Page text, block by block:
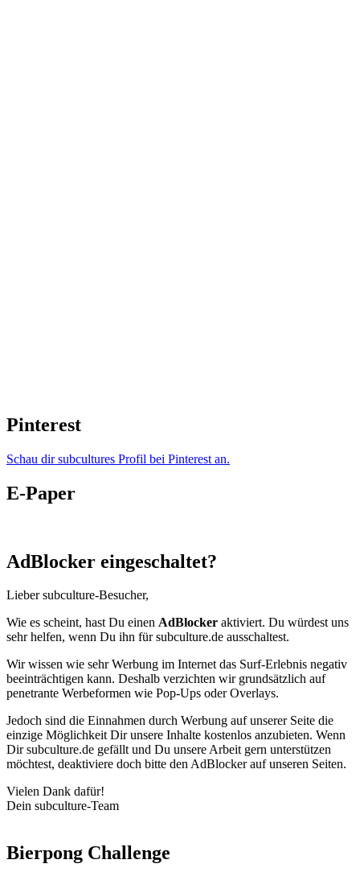
Pinterest
Schau dir subcultures Profil bei Pinterest an.
E-Paper
AdBlocker eingeschaltet?
Lieber subculture-Besucher,
Wie es scheint, hast Du einen AdBlocker aktiviert. Du würdest uns
sehr helfen, wenn Du ihn für subculture.de ausschaltest.
Wir wissen wie sehr Werbung im Internet das Surf-Erlebnis negativ
beeinträchtigen kann. Deshalb verzichten wir grundsätzlich auf
penetrante Werbeformen wie Pop-Ups oder Overlays.
Jedoch sind die Einnahmen durch Werbung auf unserer Seite die
einzige Möglichkeit Dir unsere Inhalte kostenlos anzubieten. Wenn
Dir subculture.de gefällt und Du unsere Arbeit gern unterstützen
möchtest, deaktiviere doch bitte den AdBlocker auf unseren Seiten.
Vielen Dank dafür!
Dein subculture-Team
Bierpong Challenge